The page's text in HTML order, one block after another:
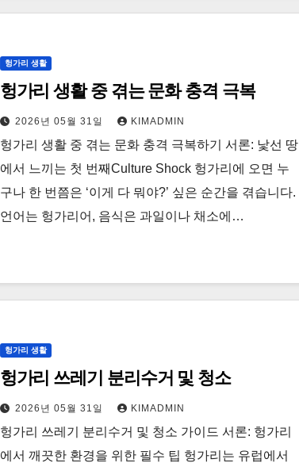
헝가리 생활
헝가리 생활 중 겪는 문화 충격 극복
2026년 05월 31일 KIMADMIN
헝가리 생활 중 겪는 문화 충격 극복하기 서론: 낯선 땅
에서 느끼는 첫 번째Culture Shock 헝가리에 오면 누
구나 한 번쯤은 ‘이게 다 뭐야?’ 싶은 순간을 겪습니다.
언어는 헝가리어, 음식은 과일이나 채소에…
헝가리 생활
헝가리 쓰레기 분리수거 및 청소
2026년 05월 31일 KIMADMIN
헝가리 쓰레기 분리수거 및 청소 가이드 서론: 헝가리
에서 깨끗한 환경을 위한 필수 팁 헝가리는 유럽에서